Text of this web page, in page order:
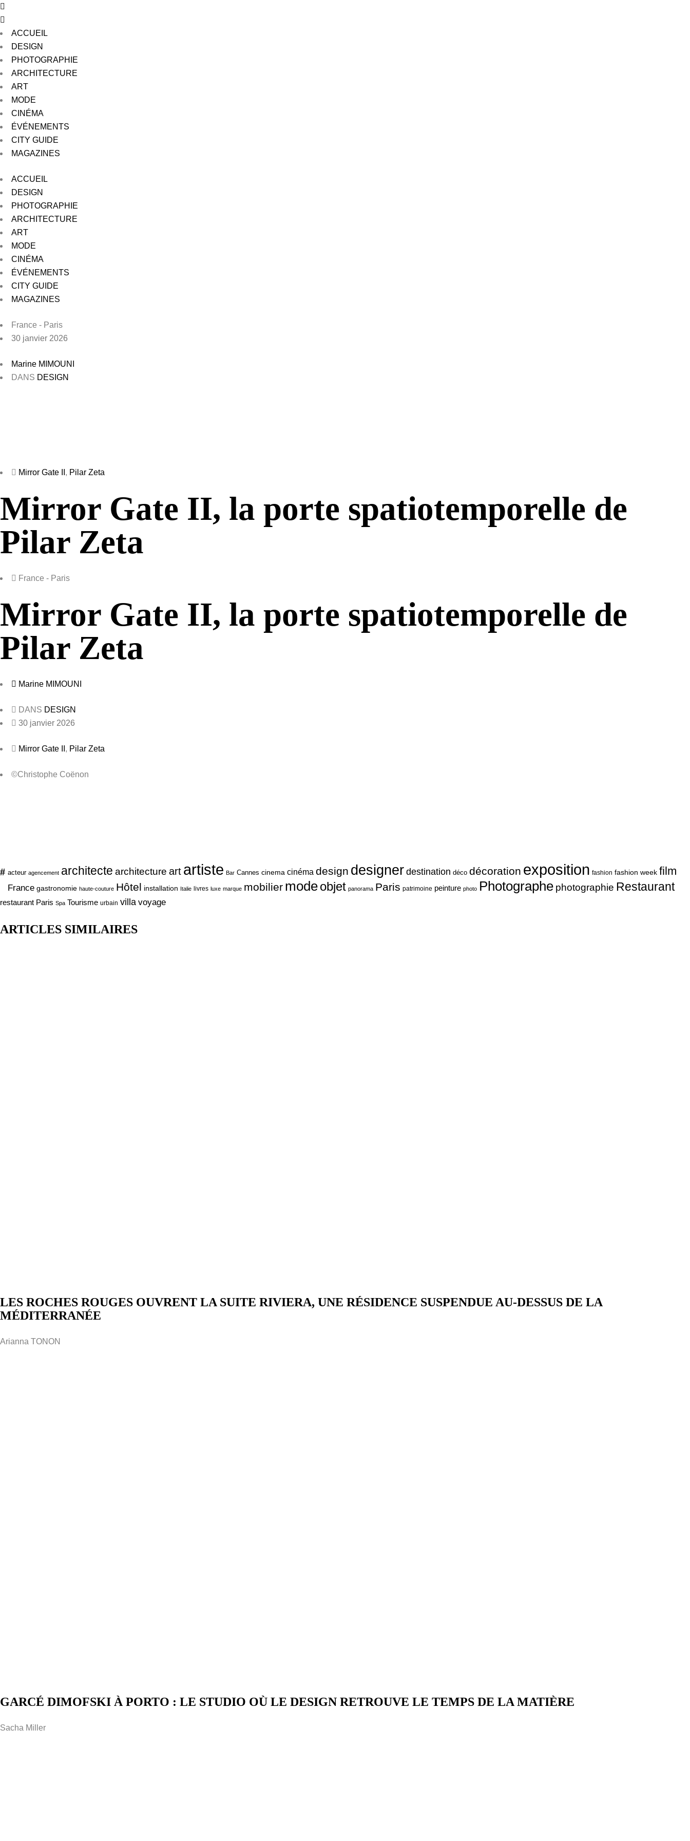
ACCUEIL
DESIGN
PHOTOGRAPHIE
ARCHITECTURE
ART
MODE
CINÉMA
ÉVÉNEMENTS
CITY GUIDE
MAGAZINES
ACCUEIL
DESIGN
PHOTOGRAPHIE
ARCHITECTURE
ART
MODE
CINÉMA
ÉVÉNEMENTS
CITY GUIDE
MAGAZINES
France - Paris
30 janvier 2026
Marine MIMOUNI
DANS DESIGN
Mirror Gate II , Pilar Zeta
Mirror Gate II, la porte spatiotemporelle de
Pilar Zeta
France - Paris
Mirror Gate II, la porte spatiotemporelle de
Pilar Zeta
Marine MIMOUNI
DANS DESIGN
30 janvier 2026
Mirror Gate II , Pilar Zeta
©Christophe Coënon
# acteur agencement architecte architecture art artiste Bar Cannes cinema cinéma design designer destination déco décoration exposition fashion fashion week film
France gastronomie haute-couture Hôtel installation Italie livres luxe marque mobilier modeobjet panorama Paris patrimoine peinture photo Photographe photographie Restaurant
restaurant Paris Spa Tourisme urbain villa voyage
ARTICLES SIMILAIRES
LES ROCHES ROUGES OUVRENT LA SUITE RIVIERA, UNE RÉSIDENCE SUSPENDUE AU-DESSUS DE LA
MÉDITERRANÉE
Arianna TONON
GARCÉ DIMOFSKI À PORTO : LE STUDIO OÙ LE DESIGN RETROUVE LE TEMPS DE LA MATIÈRE
Sacha Miller